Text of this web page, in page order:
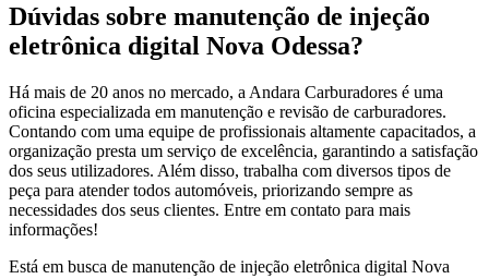
Dúvidas sobre manutenção de injeção
eletrônica digital Nova Odessa?
Há mais de 20 anos no mercado, a Andara Carburadores é uma
oficina especializada em manutenção e revisão de carburadores.
Contando com uma equipe de profissionais altamente capacitados, a
organização presta um serviço de excelência, garantindo a satisfação
dos seus utilizadores. Além disso, trabalha com diversos tipos de
peça para atender todos automóveis, priorizando sempre as
necessidades dos seus clientes. Entre em contato para mais
informações!
Está em busca de manutenção de injeção eletrônica digital Nova